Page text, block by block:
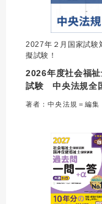
2027年２月国家試験
擬試験！
2026年度社会福祉
試験 中央法規全
著者：中央法規＝編集